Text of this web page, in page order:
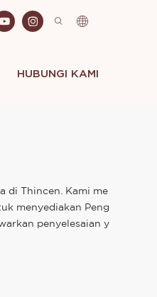
HUBUNGI KAMI
di Thincen. Kami me
menyediakan Peng
penyelesaian y